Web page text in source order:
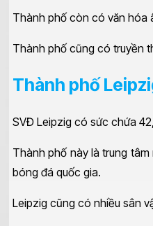
Thành phố còn có văn hóa
Thành phố cũng có truyền
Thành phố
SVĐ Leipzig có sức chứa
Thành phố này là trung
bóng đá quốc gia.
Leipzig cũng có nhiều sân